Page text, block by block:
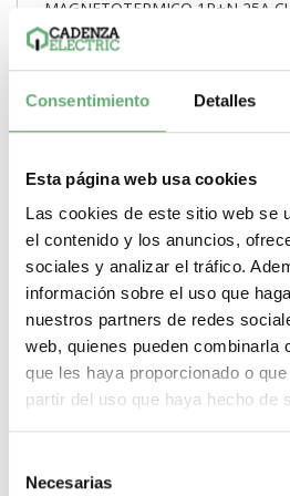
Consentimiento Detalles
Esta página web usa cookies
Las cookies de este sitio web se
el contenido y los anuncios,
sociales y analizar el tráfico.
información sobre el uso que
nuestros partners de redes
web, quienes pueden combinarla
que les haya proporcionado o
partir del uso que haya hecho de
Necesarias
MAGNETOTERMICO 1P+N 25A
A9K17625
Interruptor automático en miniatura...
Poder de Corte6000 A GamaActi 9
automático en miniatura
disparoC
-
Comprar